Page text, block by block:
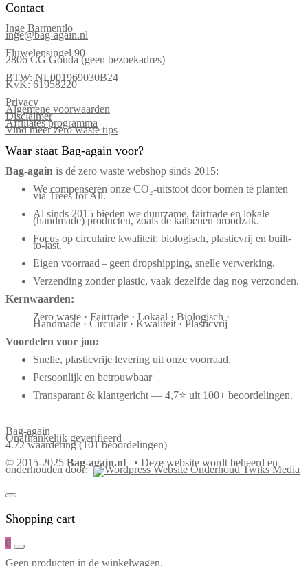
Contact
Inge Barmentlo
inge@bag-again.nl
Fluwelensingel 90
2806 CG Gouda (geen bezoekadres)
BTW: NL001969030B24
KvK: 61958220
Privacy
Algemene voorwaarden
Disclaimer
Affiliates programma
Vind meer zero waste tips
Waar staat Bag-again voor?
Bag‑again is dé zero waste webshop sinds 2015:
We compenseren onze CO₂-uitstoot door bomen te planten
via Trees for All.
Al sinds 2015 bieden we duurzame, fairtrade en lokale
(handmade) producten, zoals de katoenen broodzak.
Focus op circulaire kwaliteit: biologisch, plasticvrij en built-
to-last.
Eigen voorraad – geen dropshipping, snelle verwerking.
Verzending zonder plastic, vaak dezelfde dag nog verzonden.
Kernwaarden:
Zero waste · Fairtrade · Lokaal · Biologisch ·
Handmade · Circulair · Kwaliteit · Plasticvrij
Voordelen voor jou:
Snelle, plasticvrije levering uit onze voorraad.
Persoonlijk en betrouwbaar
Transparant & klantgericht — 4,7⭐ uit 100+ beoordelingen.
Bag-again
Onafhankelijk geverifieerd
4.72 waardering (101 beoordelingen)
© 2015-2025 Bag-again.nl • Deze website wordt beheerd en
onderhouden door:
Shopping cart
0
Geen producten in de winkelwagen.